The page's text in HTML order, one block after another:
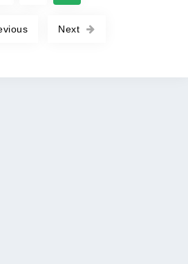
Next